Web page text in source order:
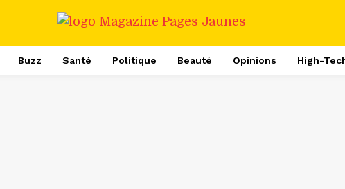
Buzz Santé Politique Beauté Opinions High-